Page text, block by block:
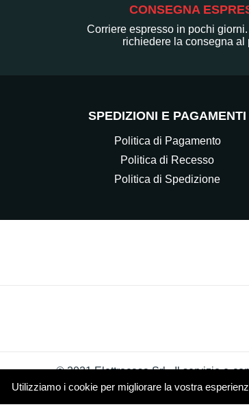
Utilizziamo i cookie per migliorare la vostra
CONSEGNA
Corriere espresso in pochi
richiedere la consegna al
SPEDIZIONI E PAGAMENTI
Politica di Pagamento
Politica di Recesso
Politica di Spedizione
© 2021 Elettrocasa Srl - Il servizio e-
Piazza Papa Giovanni XXIII 4 20851
Cookie Policy